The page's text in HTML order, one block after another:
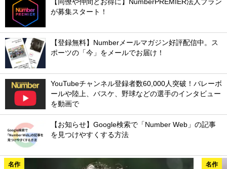
【同僚や仲間とお得に】NumberPREMIER法人プラン
が募集スタート！
【登録無料】Numberメールマガジン好評配信中。ス
ポーツの「今」をメールでお届け！
YouTubeチャンネル登録者数60,000人突破！バレーボ
ールや陸上、バスケ、野球などの選手のインタビュー
を動画で
【お知らせ】Google検索で「Number Web」の記事
を見つけやすくする方法
名作 名作